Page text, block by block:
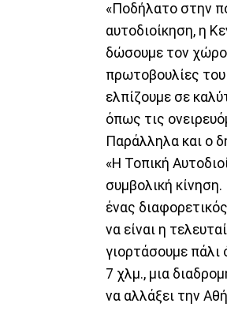
«Ποδήλατο στην
αυτοδιοίκηση, η
δώσουμε τον χώρο
πρωτοβουλίες
ελπίζουμε σε
όπως τις
Παράλληλα και ο
«Η Τοπική
συμβολική
ένας
να είναι η
γιορτάσουμε
7 χλμ., μια
να αλλάξει την